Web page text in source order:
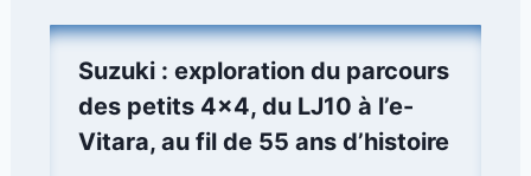
Suzuki : exploration du parcours
des petits 4×4, du LJ10 à l’e-
Vitara, au fil de 55 ans d’histoire